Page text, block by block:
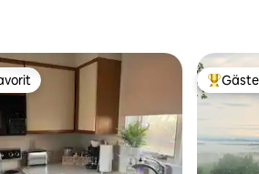
Favorit.